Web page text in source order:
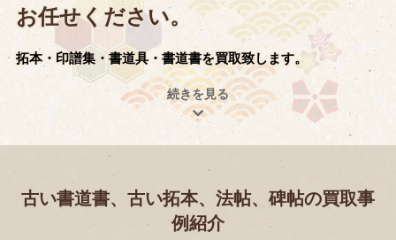
お任せください。
拓本・印譜集・書道具・書道書を買取致します。
古い書道書、古い拓本、法帖、碑帖の買取事
例紹介